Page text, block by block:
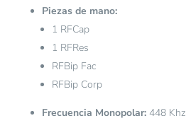
Piezas de mano:
1 RFCap
1 RFRes
RFBip Fac
RFBip Corp
Frecuencia Monopolar: 448 Khz